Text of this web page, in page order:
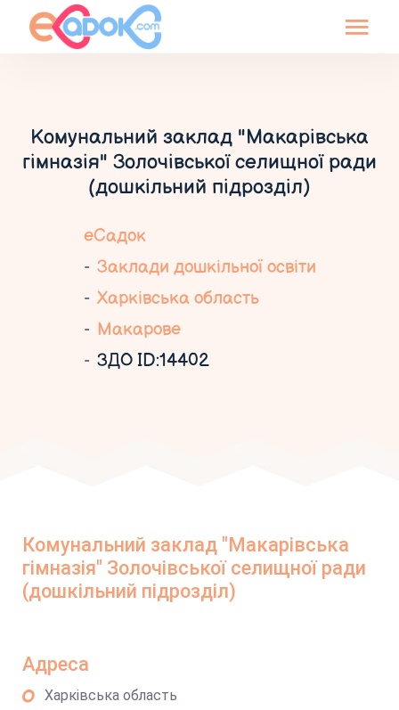
Комунальний заклад "Макарівська
гімназія" Золочівської селищної ради
(дошкільний підрозділ)
еСадок
Заклади дошкільної освіти
Харківська область
Макарове
ЗДО ID:14402
Комунальний заклад "Макарівська
гімназія" Золочівської селищної ради
(дошкільний підрозділ)
Адреса
Харківська область